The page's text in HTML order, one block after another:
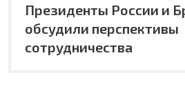
Президенты России и
обсудили перспективы
сотрудничества